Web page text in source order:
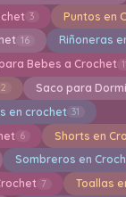
3 Puntos en
16 Riñoneras
Bebes a Crochet
2 Saco para
en crochet 31
6 Shorts en
Sombreros en
7 Toallas